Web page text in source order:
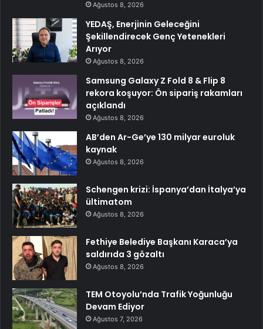
Ağustos 8, 2026
YEDAŞ, Enerjinin Geleceğini
Şekillendirecek Genç Yetenekleri
Arıyor
Ağustos 8, 2026
Samsung Galaxy Z Fold 8 & Flip 8
rekora koşuyor: Ön sipariş rakamları
açıklandı
Ağustos 8, 2026
AB’den Ar-Ge’ye 130 milyar euroluk
kaynak
Ağustos 8, 2026
Schengen krizi: İspanya’dan İtalya’ya
ültimatom
Ağustos 8, 2026
Fethiye Belediye Başkanı Karaca’ya
saldırıda 3 gözaltı
Ağustos 8, 2026
TEM Otoyolu’nda Trafik Yoğunluğu
Devam Ediyor
Ağustos 7, 2026